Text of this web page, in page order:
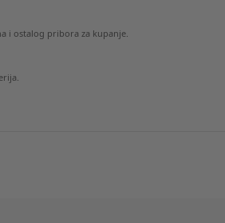
i ostalog pribora za kupanje.